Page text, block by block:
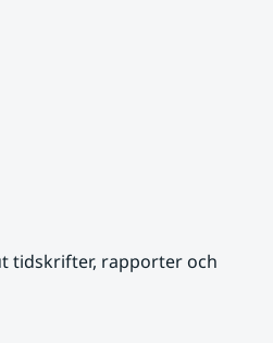
tidskrifter, rapporter och